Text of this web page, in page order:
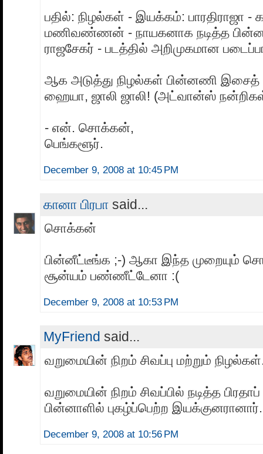
பதில்: நிழல்கள் - இயக்கம்: பாரதிராஜா -
மணிவண்ணன் - நாயகனாக நடித்த
ராஜசேகர் - படத்தில் அறிமுகமான
ஆக அடுத்து நிழல்கள் பின்னணி இசைத்
ஹையா, ஜாலி ஜாலி! (அட்வான்ஸ்
- என். சொக்கன்,
பெங்களூர்.
December 9, 2008 at 10:45 PM
கானா பிரபா said...
சொக்கன்
பின்னீட்டீங்க ;-) ஆகா இந்த முறையும்
சூன்யம் பண்ணீட்டேனா :(
December 9, 2008 at 10:53 PM
MyFriend said...
வறுமையின் நிறம் சிவப்பு மற்றும்
வறுமையின் நிறம் சிவப்பில் நடித்த
பின்னாளில் புகழ்ப்பெற்ற
December 9, 2008 at 10:56 PM